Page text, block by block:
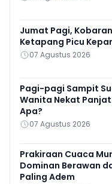
Jumat Pagi,
Ketapang Picu
07 Agustus 2026
Pagi-pagi Sampit
Wanita Nekat Panjat
Apa?
07 Agustus 2026
Prakiraan Cuaca
Dominan Berawan
Paling Adem